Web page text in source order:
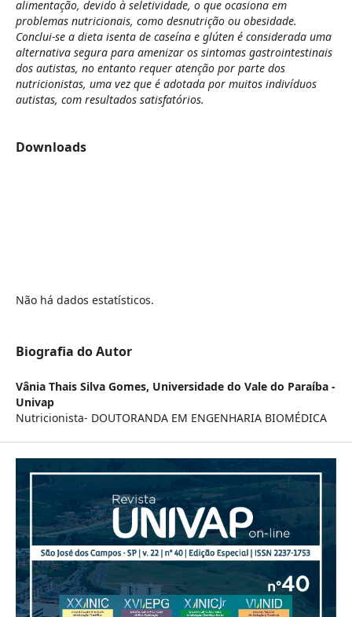
alimentação, devido à seletividade, o que ocasiona em
problemas nutricionais, como desnutrição ou obesidade.
Conclui-se a dieta isenta de caseína e glúten é considerada uma
alternativa segura para amenizar os sintomas gastrointestinais
dos autistas, no entanto requer atenção por parte dos
nutricionistas, uma vez que é adotada por muitos indivíduos
autistas, com resultados satisfatórios.
Downloads
Não há dados estatísticos.
Biografia do Autor
Vânia Thais Silva Gomes, Universidade do Vale do Paraíba -
Univap
Nutricionista- DOUTORANDA EM ENGENHARIA BIOMÉDICA